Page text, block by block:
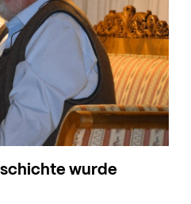
wurde